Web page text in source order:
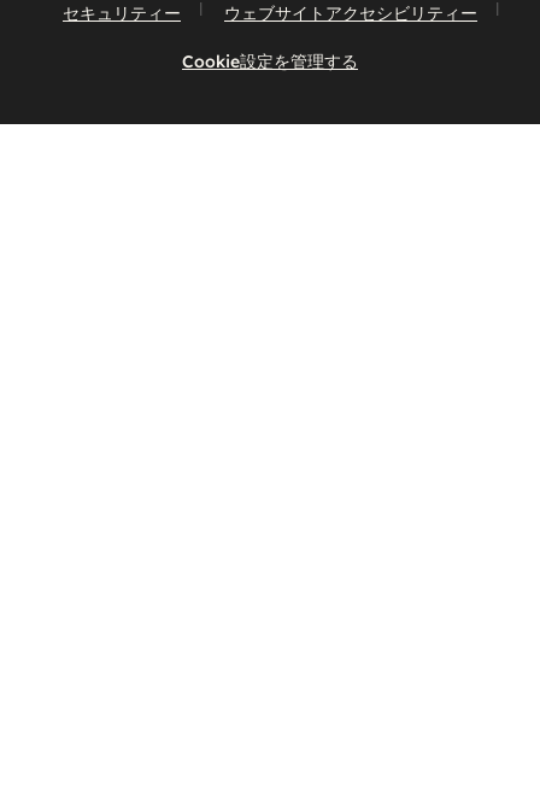
セキュリティー ウェブサイトアクセシビリティー
Cookie設定を管理する